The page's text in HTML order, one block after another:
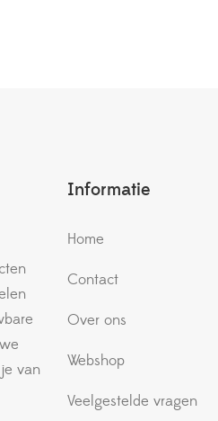
van
Informatie
Home
Contact
Over ons
Webshop
Veelgestelde vragen